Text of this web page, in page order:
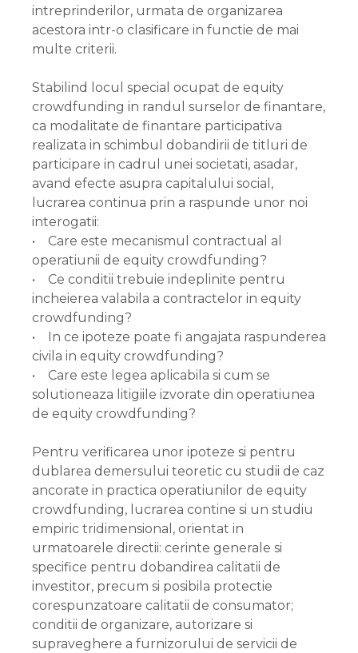
intreprinderilor, urmata de organizarea
acestora intr-o clasificare in functie de mai
multe criterii.
Stabilind locul special ocupat de equity
crowdfunding in randul surselor de finantare,
ca modalitate de finantare participativa
realizata in schimbul dobandirii de titluri de
participare in cadrul unei societati, asadar,
avand efecte asupra capitalului social,
lucrarea continua prin a raspunde unor noi
interogatii:
• Care este mecanismul contractual al
operatiunii de equity crowdfunding?
• Ce conditii trebuie indeplinite pentru
incheierea valabila a contractelor in equity
crowdfunding?
• In ce ipoteze poate fi angajata raspunderea
civila in equity crowdfunding?
• Care este legea aplicabila si cum se
solutioneaza litigiile izvorate din operatiunea
de equity crowdfunding?
Pentru verificarea unor ipoteze si pentru
dublarea demersului teoretic cu studii de caz
ancorate in practica operatiunilor de equity
crowdfunding, lucrarea contine si un studiu
empiric tridimensional, orientat in
urmatoarele directii: cerinte generale si
specifice pentru dobandirea calitatii de
investitor, precum si posibila protectie
corespunzatoare calitatii de consumator;
conditii de organizare, autorizare si
supraveghere a furnizorului de servicii de